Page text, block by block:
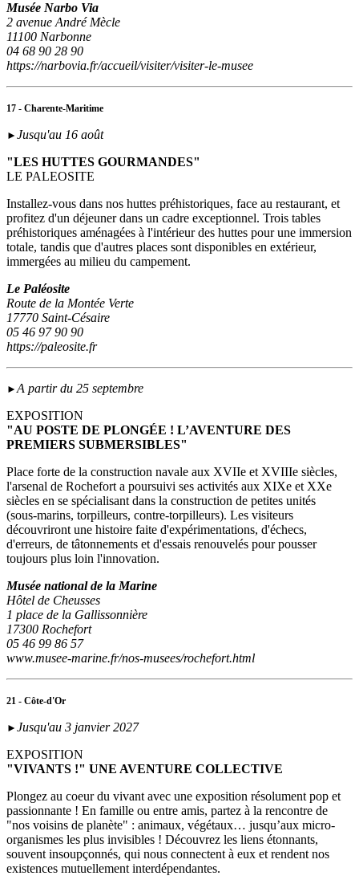
Musée Narbo Via
2 avenue André Mècle
11100 Narbonne
04 68 90 28 90
https://narbovia.fr/accueil/visiter/visiter-le-musee
17 - Charente-Maritime
► Jusqu'au 16 août
"LES HUTTES GOURMANDES"
LE PALEOSITE
Installez-vous dans nos huttes préhistoriques, face au restaurant, et
profitez d'un déjeuner dans un cadre exceptionnel. Trois tables
préhistoriques aménagées à l'intérieur des huttes pour une immersion
totale, tandis que d'autres places sont disponibles en extérieur,
immergées au milieu du campement.
Le Paléosite
Route de la Montée Verte
17770 Saint-Césaire
05 46 97 90 90
https://paleosite.fr
►A partir du 25 septembre
EXPOSITION
"AU POSTE DE PLONGÉE ! L’AVENTURE DES
PREMIERS SUBMERSIBLES"
Place forte de la construction navale aux XVIIe et XVIIIe siècles,
l'arsenal de Rochefort a poursuivi ses activités aux XIXe et XXe
siècles en se spécialisant dans la construction de petites unités
(sous‑marins, torpilleurs, contre-torpilleurs). Les visiteurs
découvriront une histoire faite d'expérimentations, d'échecs,
d'erreurs, de tâtonnements et d'essais renouvelés pour pousser
toujours plus loin l'innovation.
Musée national de la Marine
Hôtel de Cheusses
1 place de la Gallissonnière
17300 Rochefort
05 46 99 86 57
www.musee-marine.fr/nos-musees/rochefort.html
21 - Côte-d'Or
► Jusqu'au 3 janvier 2027
EXPOSITION
"VIVANTS !" UNE AVENTURE COLLECTIVE
Plongez au coeur du vivant avec une exposition résolument pop et
passionnante ! En famille ou entre amis, partez à la rencontre de
"nos voisins de planète" : animaux, végétaux… jusqu’aux micro-
organismes les plus invisibles ! Découvrez les liens étonnants,
souvent insoupçonnés, qui nous connectent à eux et rendent nos
existences mutuellement interdépendantes.